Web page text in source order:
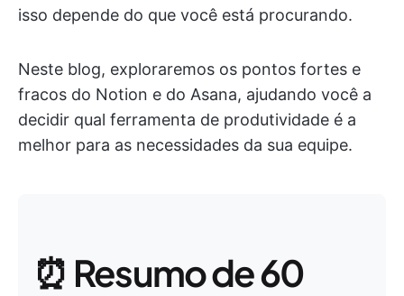
isso depende do que você está procurando.
Neste blog, exploraremos os pontos fortes e
fracos do Notion e do Asana, ajudando você a
decidir qual ferramenta de produtividade é a
melhor para as necessidades da sua equipe.
⏰ Resumo de 60